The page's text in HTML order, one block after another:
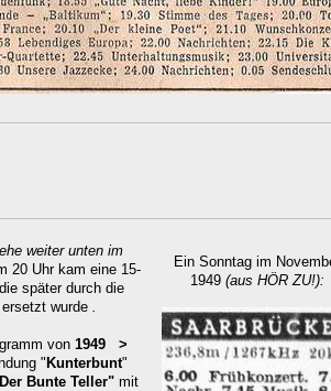
weiter unten im
20 Uhr kam eine 15-
später durch die
wurde .
von 1949 >
"Kunterbunt"
Bunte Teller" mit
Ein Sonntag im
1949 (aus HÖR ZU!):